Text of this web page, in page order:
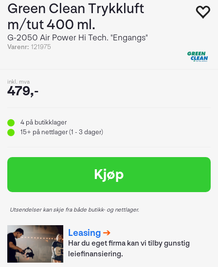
Green Clean Trykkluft
m/tut 400 ml.
G-2050 Air Power Hi Tech. "Engangs"
Varenr: 121975
inkl. mva
479,-
4 på butikklager
15+ på nettlager (1 - 3 dager)
Kjøp
Utsendelser kan skje fra både butikk- og nettlager.
Leasing
Har du eget firma kan vi tilby gunstig
leiefinansiering.